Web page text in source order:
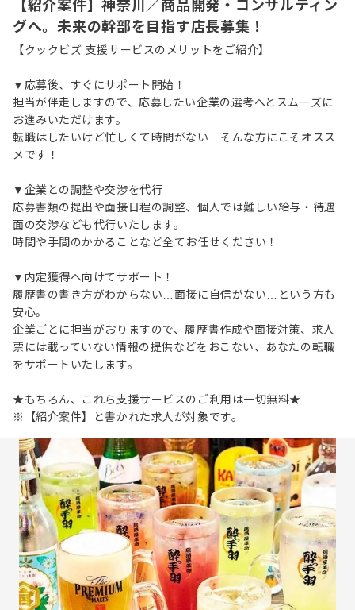
【紹介案件】神奈川／商品開発・コンサルティン
グへ。未来の幹部を目指す店長募集！
【クックビズ 支援サービスのメリットをご紹介】
▼応募後、すぐにサポート開始！
担当が伴走しますので、応募したい企業の選考へとスムーズに
お進みいただけます。
転職はしたいけど忙しくて時間がない…そんな方にこそオスス
メです！
▼企業との調整や交渉を代行
応募書類の提出や面接日程の調整、個人では難しい給与・待遇
面の交渉なども代行いたします。
時間や手間のかかることなど全てお任せください！
▼内定獲得へ向けてサポート！
履歴書の書き方がわからない…面接に自信がない…という方も
安心。
企業ごとに担当がおりますので、履歴書作成や面接対策、求人
票には載っていない情報の提供などをおこない、あなたの転職
をサポートいたします。
★もちろん、これら支援サービスのご利用は一切無料★
※【紹介案件】と書かれた求人が対象です。